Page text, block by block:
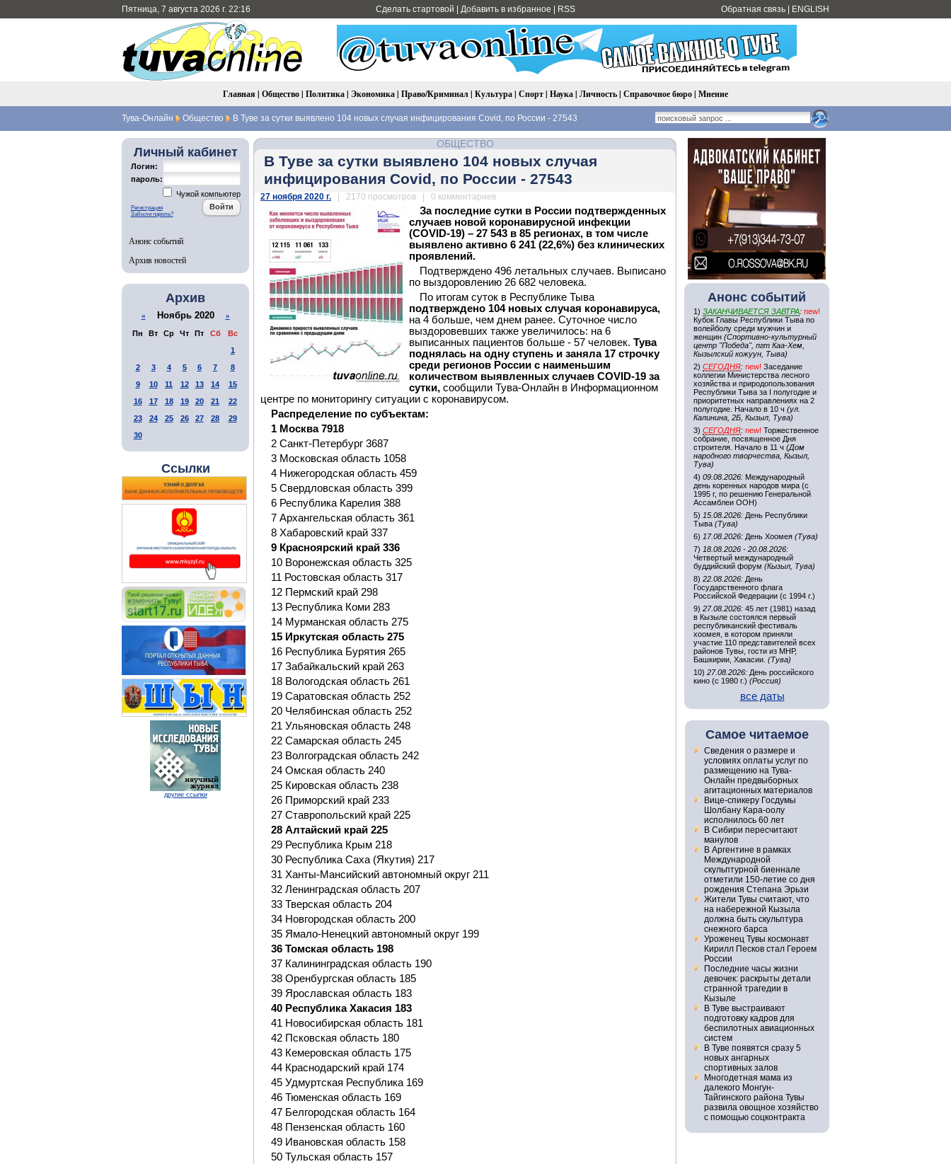
Пятница, 7 августа 2026 г. 22:16 Сделать стартовой Добавить в избранное RSS Обратная связь ENGLISH
Главная | Общество| Политика| Экономика| Право/Криминал| Культура| Спорт| Наука| Личность| Справочное бюро| Мнение
Тува-Онлайн Общество В Туве за сутки выявлено 104 новых случая инфицирования Covid, по России - 27543
Личный кабинет
Логин:
пароль:
Чужой компьютер
Регистрация
Забыли пароль?
Анонс событий
Архив новостей
Архив
« Ноябрь 2020 »
Пн Вт Ср Чт Пт Сб
Вс
1
2
3 4 5 6 7
8
9
10 11 12 13 14
15
16
17 18 19 20 21
22
23
24 25 26 27 28
29
30
Ссылки
другие ссылки
ОБЩЕСТВО
В Туве за сутки выявлено 104 новых случая
инфицирования Covid, по России - 27543
27 ноября 2020 г. | 2170 просмотров | 0 комментариев
За последние сутки в России подтвержденных
случаев новой коронавирусной инфекции
(COVID-19) – 27 543 в 85 регионах, в том числе
выявлено активно 6 241 (22,6%) без клинических
проявлений.
Подтверждено 496 летальных случаев. Выписано
по выздоровлению 26 682 человека.
По итогам суток в Республике Тыва
подтверждено 104 новых случая коронавируса,
на 4 больше, чем днем ранее. Суточное число
выздоровевших также увеличилось: на 6
выписанных пациентов больше - 57 человек. Тува
поднялась на одну ступень и заняла 17 строчку
среди регионов России с наименьшим
количеством выявленных случаев COVID-19 за
сутки, сообщили Тува-Онлайн в Информационном
центре по мониторингу ситуации с коронавирусом.
Распределение по субъектам:
1 Москва 7918
2 Санкт-Петербург 3687
3 Московская область 1058
4 Нижегородская область 459
5 Свердловская область 399
6 Республика Карелия 388
7 Архангельская область 361
8 Хабаровский край 337
9 Красноярский край 336
10 Воронежская область 325
11 Ростовская область 317
12 Пермский край 298
13 Республика Коми 283
14 Мурманская область 275
15 Иркутская область 275
16 Республика Бурятия 265
17 Забайкальский край 263
18 Вологодская область 261
19 Саратовская область 252
20 Челябинская область 252
21 Ульяновская область 248
22 Самарская область 245
23 Волгоградская область 242
24 Омская область 240
25 Кировская область 238
26 Приморский край 233
27 Ставропольский край 225
28 Алтайский край 225
29 Республика Крым 218
30 Республика Саха (Якутия) 217
31 Ханты-Мансийский автономный округ 211
32 Ленинградская область 207
33 Тверская область 204
34 Новгородская область 200
35 Ямало-Ненецкий автономный округ 199
36 Томская область 198
37 Калининградская область 190
38 Оренбургская область 185
39 Ярославская область 183
40 Республика Хакасия 183
41 Новосибирская область 181
42 Псковская область 180
43 Кемеровская область 175
44 Краснодарский край 174
45 Удмуртская Республика 169
46 Тюменская область 169
47 Белгородская область 164
48 Пензенская область 160
49 Ивановская область 158
50 Тульская область 157
Анонс событий
1) ЗАКАНЧИВАЕТСЯ ЗАВТРА: new!
Кубок Главы Республики Тыва по
волейболу среди мужчин и
женщин (Спортивно-культурный
центр "Победа", пгт Каа-Хем,
Кызылский кожуун, Тыва)
2) СЕГОДНЯ: new! Заседание
коллегии Министерства лесного
хозяйства и природопользования
Республики Тыва за I полугодие и
приоритетных направлениях на 2
полугодие. Начало в 10 ч (ул.
Калинина, 2Б, Кызыл, Тува)
3) СЕГОДНЯ: new! Торжественное
собрание, посвященное Дня
строителя. Начало в 11 ч (Дом
народного творчества, Кызыл,
Тува)
4) 09.08.2026: Международный
день коренных народов мира (с
1995 г, по решению Генеральной
Ассамблеи ООН)
5) 15.08.2026: День Республики
Тыва (Тува)
6) 17.08.2026: День Хоомея (Тува)
7) 18.08.2026 - 20.08.2026:
Четвертый международный
буддийский форум (Кызыл, Тува)
8) 22.08.2026: День
Государственного флага
Российской Федерации (с 1994 г.)
9) 27.08.2026: 45 лет (1981) назад
в Кызыле состоялся первый
республиканский фестиваль
хоомея, в котором приняли
участие 110 представителей всех
районов Тувы, гости из МНР,
Башкирии, Хакасии. (Тува)
10) 27.08.2026: День российского
кино (с 1980 г.) (Россия)
все даты
Самое читаемое
Сведения о размере и
условиях оплаты услуг по
размещению на Тува-
Онлайн предвыборных
агитационных материалов
Вице-спикеру Госдумы
Шолбану Кара-оолу
исполнилось 60 лет
В Сибири пересчитают
манулов
В Аргентине в рамках
Международной
скульптурной биеннале
отметили 150-летие со дня
рождения Степана Эрьзи
Жители Тувы считают, что
на набережной Кызыла
должна быть скульптура
снежного барса
Уроженец Тувы космонавт
Кирилл Песков стал Героем
России
Последние часы жизни
девочек: раскрыты детали
странной трагедии в
Кызыле
В Туве выстраивают
подготовку кадров для
беспилотных авиационных
систем
В Туве появятся сразу 5
новых ангарных
спортивных залов
Многодетная мама из
далекого Монгун-
Тайгинского района Тувы
развила овощное хозяйство
с помощью соцконтракта